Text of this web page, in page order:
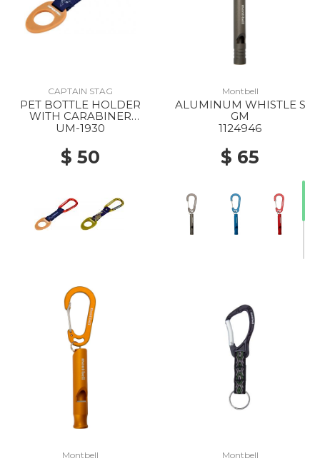
CAPTAIN STAG
PET BOTTLE HOLDER
WITH CARABINER
campout/dark gray x tan
UM-1930
$ 50
Montbell
ALUMINUM WHISTLE S
GM
1124946
$ 65
Montbell Montbell